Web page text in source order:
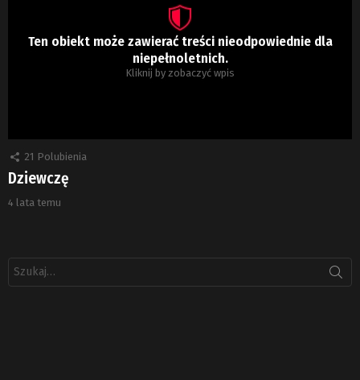
Ten obiekt może zawierać treści nieodpowiednie dla
niepełnoletnich.
Kliknij by zobaczyć wpis
21 Polubienia
Dziewczę
4 lata temu